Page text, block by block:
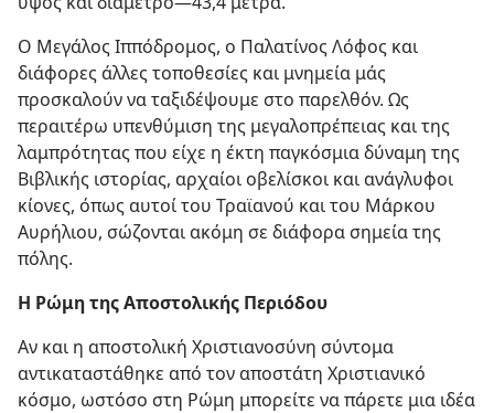
Ο Μεγάλος Ιππόδρομος, ο Παλατίνος Λόφος και
διάφορες άλλες τοποθεσίες και μνημεία μάς
προσκαλούν να ταξιδέψουμε στο παρελθόν. Ως
περαιτέρω υπενθύμιση της μεγαλοπρέπειας και της
λαμπρότητας που είχε η έκτη παγκόσμια δύναμη της
Βιβλικής ιστορίας, αρχαίοι οβελίσκοι και ανάγλυφοι
κίονες, όπως αυτοί του Τραϊανού και του Μάρκου
Αυρήλιου, σώζονται ακόμη σε διάφορα σημεία της
πόλης.
Η Ρώμη της Αποστολικής Περιόδου
Αν και η αποστολική Χριστιανοσύνη σύντομα
αντικαταστάθηκε από τον αποστάτη Χριστιανικό
κόσμο, ωστόσο στη Ρώμη μπορείτε να πάρετε μια ιδέα